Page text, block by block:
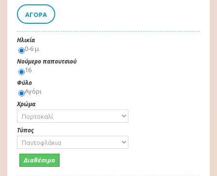
ΑΓΟΡΆ
Ηλικία
0-6 μ.
Νούμερο παπουτσιού
16
Φύλο
Αγόρι
Χρώμα
Τύπος
Διαθέσιμο